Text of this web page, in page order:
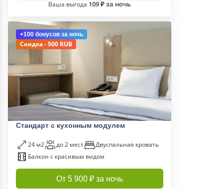
Ваша выгода 109 ₽ за ночь
+100 бонусов за ночь
Скидка - 500 RUB
Стандарт с кухонным модулем
24 м2 до 2 мест
Двуспальная кровать
Балкон с красивым видом
От 5 900 ₽ за ночь